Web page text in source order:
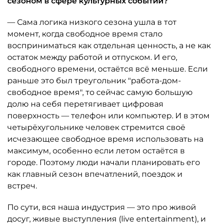
— Сама логика низкого сезона ушла в тот
момент, когда свободное время стало
восприниматься как отдельная ценность, а не как
остаток между работой и отпуском. И его,
свободного времени, остаётся всё меньше. Если
раньше это был треугольник "работа-дом-
свободное время", то сейчас самую большую
долю на себя перетягивает цифровая
поверхность — телефон или компьютер. И в этом
четырёхугольнике человек стремится своё
исчезающее свободное время использовать на
максимум, особенно если летом остаётся в
городе. Поэтому люди начали планировать его
как главный сезон впечатлений, поездок и
встреч.
По сути, вся наша индустрия — это про живой
досуг, живые выступления (live entertainment), и